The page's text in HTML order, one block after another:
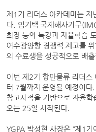
제1기 리더스 아카데미는
다. 임기택 국제해사기구
회장 등의 특강과 자율학습
여수광양항 경쟁력 제고를
의 수료생을 성공적으로 배출
이번 제2기 항만물류 리더
터 7월까지 운영될 예정이다
참고서적을 기반으로 자율
오는 25일 시작된다.
YGPA 박성현 사장은 “제1